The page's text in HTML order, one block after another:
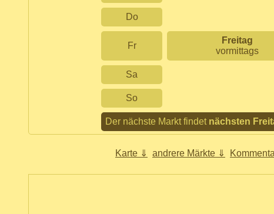
Do
Fr
Freitag
vormittags
Sa
So
Der nächste Markt findet nächsten
Karte ⇓ andrere Märkte ⇓